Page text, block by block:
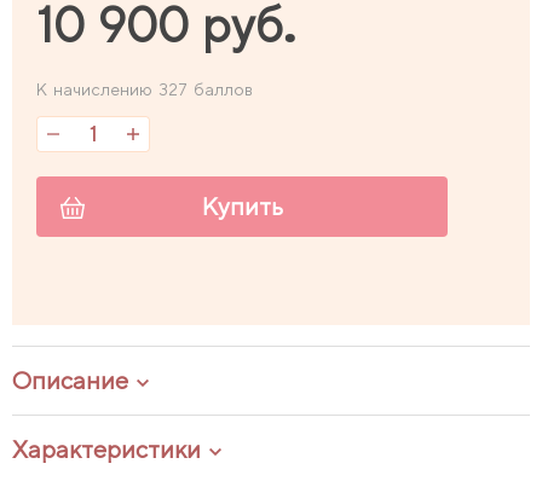
10 900 руб.
К начислению 327 баллов
Купить
Описание
Характеристики